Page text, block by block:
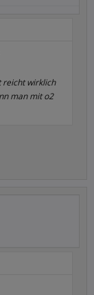
reicht wirklich
man mit o2